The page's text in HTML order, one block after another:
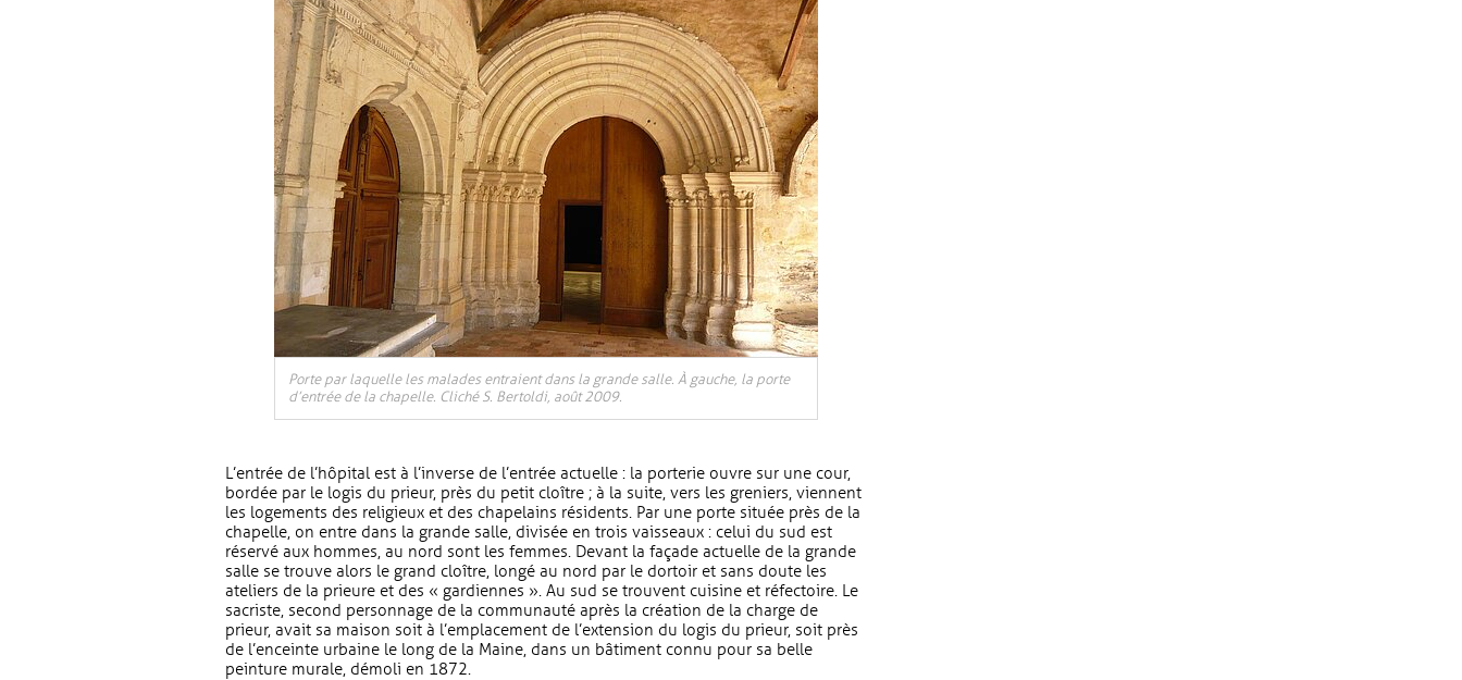
Porte par laquelle les malades entraient dans la grande salle. À gauche, la porte
d’entrée de la chapelle. Cliché S. Bertoldi, août 2009.
L’entrée de l’hôpital est à l’inverse de l’entrée actuelle : la porterie ouvre sur une cour,
bordée par le logis du prieur, près du petit cloître ; à la suite, vers les greniers, viennent
les logements des religieux et des chapelains résidents. Par une porte située près de la
chapelle, on entre dans la grande salle, divisée en trois vaisseaux : celui du sud est
réservé aux hommes, au nord sont les femmes. Devant la façade actuelle de la grande
salle se trouve alors le grand cloître, longé au nord par le dortoir et sans doute les
ateliers de la prieure et des « gardiennes ». Au sud se trouvent cuisine et réfectoire. Le
sacriste, second personnage de la communauté après la création de la charge de
prieur, avait sa maison soit à l’emplacement de l’extension du logis du prieur, soit près
de l’enceinte urbaine le long de la Maine, dans un bâtiment connu pour sa belle
peinture murale, démoli en 1872.